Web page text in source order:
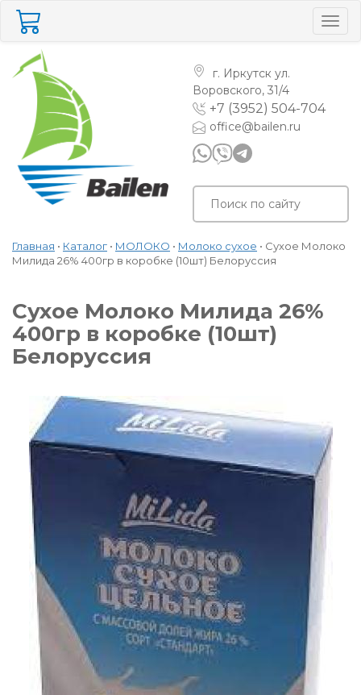
г. Иркутск ул.
Воровского, 31/4
+7 (3952) 504-704
office@bailen.ru
Главная • Каталог • МОЛОКО • Молоко сухое • Сухое Молоко
Милида 26% 400гр в коробке (10шт) Белоруссия
Сухое Молоко Милида 26%
400гр в коробке (10шт)
Белоруссия